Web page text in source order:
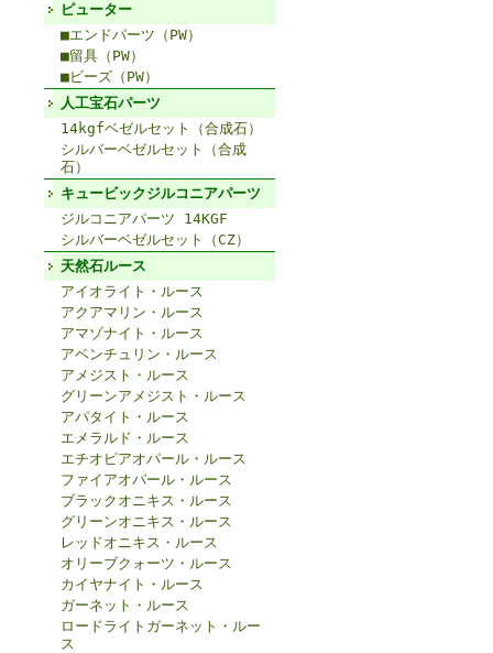
ピューター
■エンドパーツ（PW）
■留具（PW）
■ビーズ（PW）
人工宝石パーツ
14kgfベゼルセット（合成石）
シルバーベゼルセット（合成
石）
キュービックジルコニアパーツ
ジルコニアパーツ 14KGF
シルバーベゼルセット（CZ）
天然石ルース
アイオライト・ルース
アクアマリン・ルース
アマゾナイト・ルース
アベンチュリン・ルース
アメジスト・ルース
グリーンアメジスト・ルース
アパタイト・ルース
エメラルド・ルース
エチオピアオパール・ルース
ファイアオパール・ルース
ブラックオニキス・ルース
グリーンオニキス・ルース
レッドオニキス・ルース
オリーブクォーツ・ルース
カイヤナイト・ルース
ガーネット・ルース
ロードライトガーネット・ルー
ス